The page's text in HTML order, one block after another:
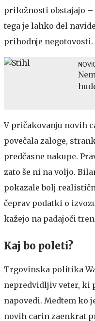
priložnosti obstajajo –
tega je lahko del
prihodnje negotovosti.
V pričakovanju novih
povečala zaloge,
predčasne nakupe.
zato še ni na voljo.
pokazale bolj
čeprav podatki o
kažejo na padajoči
Kaj bo poleti?
Trgovinska politika
nepredvidljiv veter, ki
napovedi. Medtem ko
novih carin zaenkrat